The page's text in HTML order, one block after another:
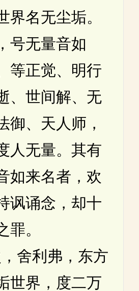
界名无尘垢。
号无量音如
等正觉、明行
、世间解、无
御、天人师，
人无量。其有
如来名者，欢
讽诵念，却十
罪。
利弗，东方
世界，度二万